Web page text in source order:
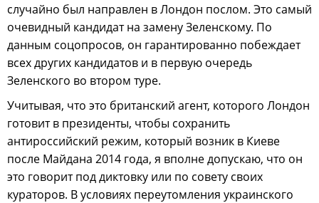
случайно был направлен в Лондон послом. Это самый
очевидный кандидат на замену Зеленскому. По
данным соцопросов, он гарантированно побеждает
всех других кандидатов и в первую очередь
Зеленского во втором туре.
Учитывая, что это британский агент, которого Лондон
готовит в президенты, чтобы сохранить
антироссийский режим, который возник в Киеве
после Майдана 2014 года, я вполне допускаю, что он
это говорит под диктовку или по совету своих
кураторов. В условиях переутомления украинского